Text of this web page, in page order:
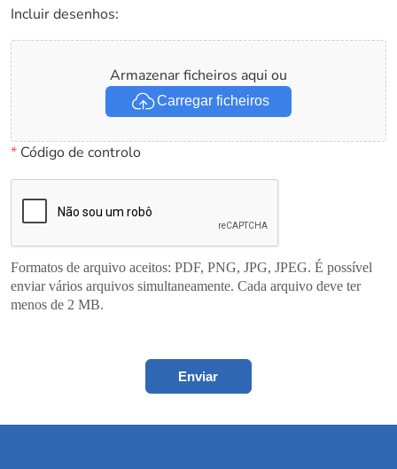
Incluir desenhos:
Armazenar ficheiros aqui ou
Carregar ficheiros
*Código de controlo
Formatos de arquivo aceitos: PDF, PNG, JPG, JPEG. É possível
enviar vários arquivos simultaneamente. Cada arquivo deve ter
menos de 2 MB.
Enviar